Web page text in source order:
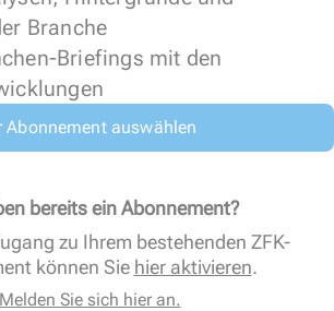
Branche
Briefings mit den
Abonnement auswählen
bereits ein Abonnement?
zu Ihrem bestehenden ZFK-
können Sie hier aktivieren.
Melden Sie sich hier an.